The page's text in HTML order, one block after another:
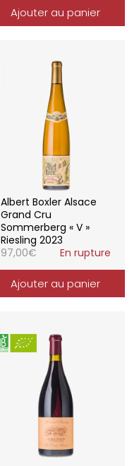
Ajouter au panier
Albert Boxler Alsace
Grand Cru
Sommerberg « V »
Riesling 2023
97,00€ En rupture
Ajouter au panier